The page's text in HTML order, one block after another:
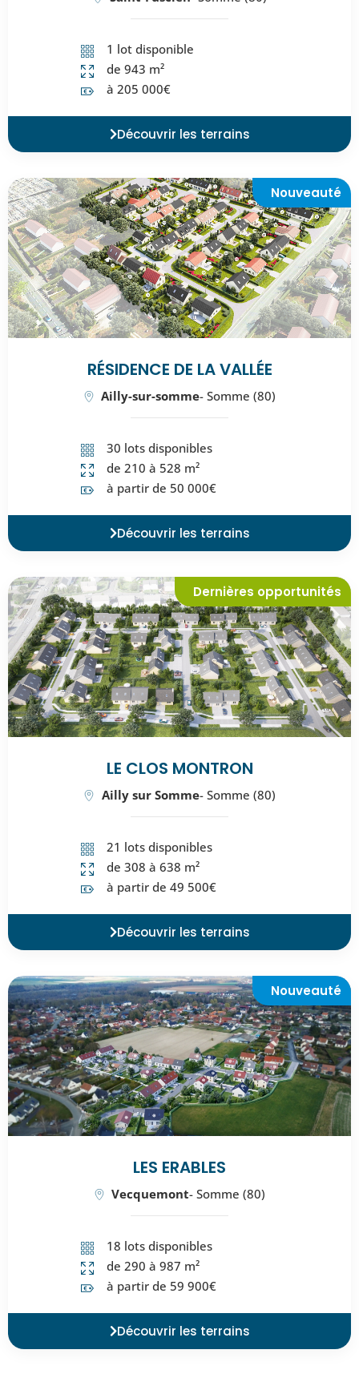
1 lot disponible
de 943 m²
à 205 000€
Découvrir les terrains
Nouveauté
RÉSIDENCE DE LA VALLÉE
Ailly-sur-somme- Somme (80)
30 lots disponibles
de 210 à 528 m²
à partir de 50 000€
Découvrir les terrains
Dernières opportunités
LE CLOS MONTRON
Ailly sur Somme- Somme (80)
21 lots disponibles
de 308 à 638 m²
à partir de 49 500€
Découvrir les terrains
Nouveauté
LES ERABLES
Vecquemont- Somme (80)
18 lots disponibles
de 290 à 987 m²
à partir de 59 900€
Découvrir les terrains